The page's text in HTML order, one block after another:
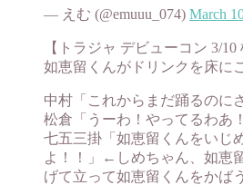
— えむ (@emuuu_074) March
【トラジャ デビューコン 3/10
如恵留くんがドリンクを床に
中村「これからまだ踊るのに
松倉「うーわ！やってるわあ！
七五三掛「如恵留くんをいじ
よ！！」←しめちゃん、如恵
げて立って如恵留くんをかばう